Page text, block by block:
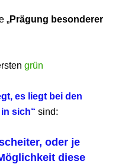
„Prägung besonderer
grün
es liegt bei den
sich“ sind:
oder je
diese